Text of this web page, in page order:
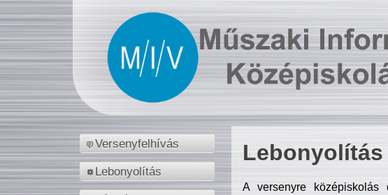
Versenyfelhívás
Lebonyolítás
Lebonyolítás
A versenyre középiskolás